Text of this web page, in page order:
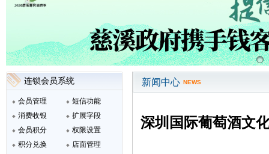
连锁会员系统
会员管理
消费收银
会员积分
积分兑换
短信功能
扩展字段
权限设置
店面管理
新闻中心 NEWS
深圳国际葡萄酒文